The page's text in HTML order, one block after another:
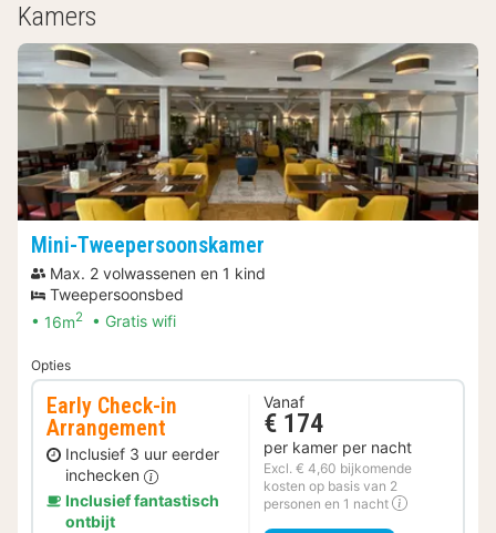
Kamers
Mini-Tweepersoonskamer
Max. 2 volwassenen en 1 kind
Tweepersoonsbed
16m2 Gratis wifi
Opties
Early Check-in
Arrangement
Inclusief 3 uur eerder
inchecken
Inclusief fantastisch
ontbijt
Vanaf
€ 174
per kamer per nacht
Excl. € 4,60 bijkomende
kosten op basis van 2
personen en 1 nacht